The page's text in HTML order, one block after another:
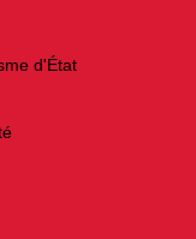
d'État